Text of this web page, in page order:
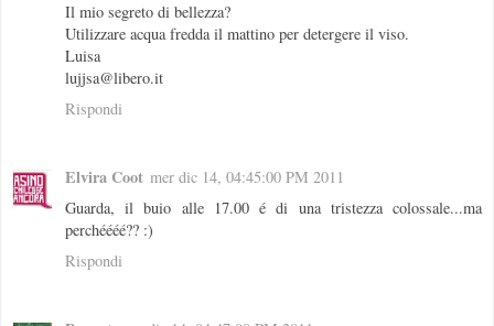
Il mio segreto di bellezza?
Utilizzare acqua fredda il mattino per detergere il viso.
Luisa
lujjsa@libero.it
Rispondi
Elvira Coot mer dic 14, 04:45:00 PM 2011
Guarda, il buio alle 17.00 é di una tristezza colossale...ma
perchéééé?? :)
Rispondi